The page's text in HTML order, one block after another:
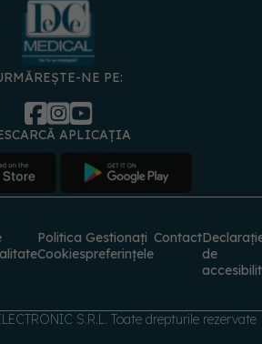
NE PE:
APLICAȚIA
Politica
Cookies
Gestionați
preferințele
Contact
de
S.R.L. Toate drepturile rezervate